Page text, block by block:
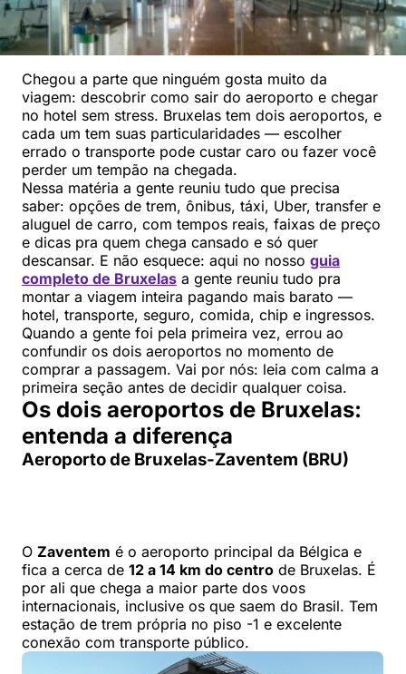
Chegou a parte que ninguém gosta muito da
viagem: descobrir como sair do aeroporto e chegar
no hotel sem stress. Bruxelas tem dois aeroportos, e
cada um tem suas particularidades — escolher
errado o transporte pode custar caro ou fazer você
perder um tempão na chegada.
Nessa matéria a gente reuniu tudo que precisa
saber: opções de trem, ônibus, táxi, Uber, transfer e
aluguel de carro, com tempos reais, faixas de preço
e dicas pra quem chega cansado e só quer
descansar. E não esquece: aqui no nosso guia
completo de Bruxelas a gente reuniu tudo pra
montar a viagem inteira pagando mais barato —
hotel, transporte, seguro, comida, chip e ingressos.
Quando a gente foi pela primeira vez, errou ao
confundir os dois aeroportos no momento de
comprar a passagem. Vai por nós: leia com calma a
primeira seção antes de decidir qualquer coisa.
Os dois aeroportos de Bruxelas:
entenda a diferença
Aeroporto de Bruxelas-Zaventem (BRU)
O Zaventem é o aeroporto principal da Bélgica e
fica a cerca de 12 a 14 km do centro de Bruxelas. É
por ali que chega a maior parte dos voos
internacionais, inclusive os que saem do Brasil. Tem
estação de trem própria no piso -1 e excelente
conexão com transporte público.